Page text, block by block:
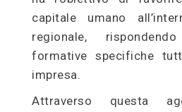
capitale umano
regionale,
formative specifiche
impresa.
Attraverso questa